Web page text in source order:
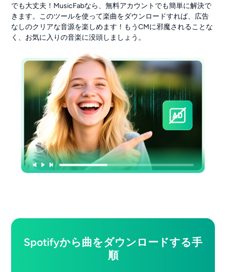
でも大丈夫！MusicFabなら、無料アカウントでも簡単に解決で
きます。このツールを使って楽曲をダウンロードすれば、広告
なしのクリアな音源を楽しめます！もうCMに邪魔されることな
く、お気に入りの音楽に没頭しましょう。
Spotifyから曲をダウンロードする手
順